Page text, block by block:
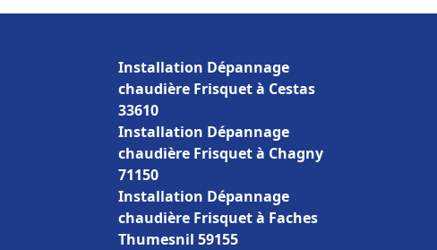
Installation Dépannage
chaudière Frisquet à Cestas
33610
Installation Dépannage
chaudière Frisquet à Chagny
71150
Installation Dépannage
chaudière Frisquet à Faches
Thumesnil 59155